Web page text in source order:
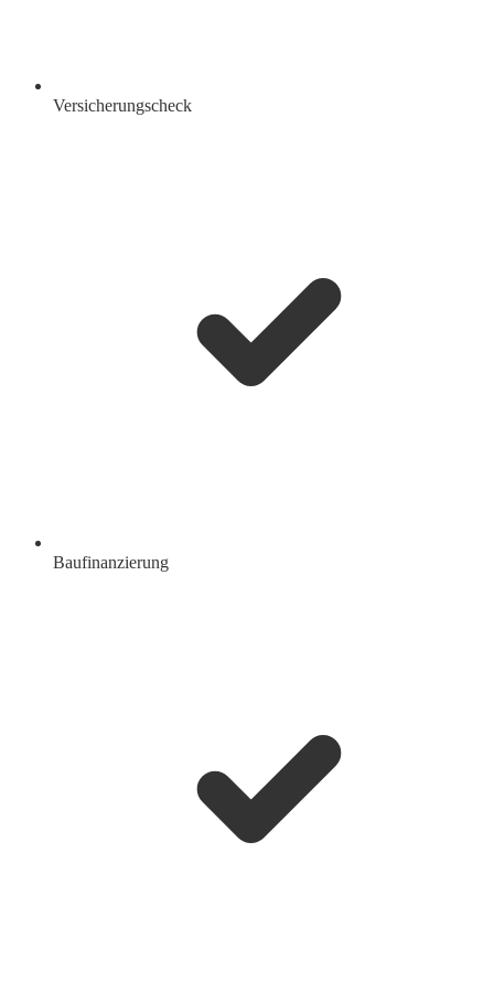
Versicherungscheck
Baufinanzierung